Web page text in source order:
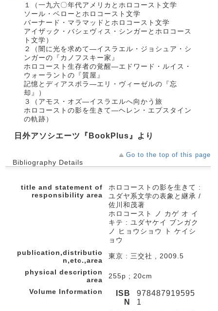
１（一九六〇年代アメリカとホロコースト文学
ソール・ベローとホロコースト文学
バーナード・マラマッドとホロコースト文学
アイザック・バシェヴィス・シンガーとホロコース
ト文学）
２（闇に光を求めて―イスラエル・ジョシュア・シ
ンガーの『カノフスキー家』
ホロコースト生存者の覚醒―エドワード・ルイス・
ウォーラントの『質屋』
記憶とディアスポラ―エリ・ヴィーゼルの『忘
却』）
３（アモス・オズ―イスラエルへ向かう旅
ホロコーストの影を生きて―ヘレン・エプスタイン
の軌跡）
日外アソシエーツ『BookPlus』より
Go to the top of this page
Bibliography Details
title and statement of
responsibility area
ホロコーストの影を生きて :
ユダヤ系文学の表象と継承 /
佐川和茂著
ホロコースト ノ カゲ オ イ
キテ : ユダヤケイ ブンガク
ノ ヒョウショウ ト ケイシ
ョウ
publication,distributio
n,etc.,area
東京 : 三交社 , 2009.5
physical description
area
255p ; 20cm
Volume Information
ISB
N
978487919595
1